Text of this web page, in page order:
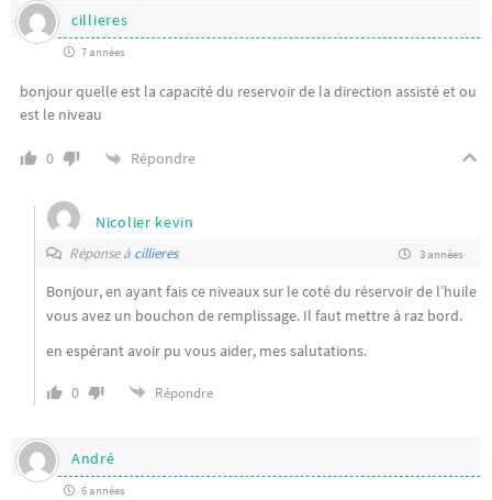
cillieres
7 années
bonjour quelle est la capacité du reservoir de la direction assisté et ou
est le niveau
0 Répondre
Nicolier kevin
Réponse à cillieres 3 années
Bonjour, en ayant fais ce niveaux sur le coté du réservoir de l’huile
vous avez un bouchon de remplissage. Il faut mettre à raz bord.
en espérant avoir pu vous aider, mes salutations.
0 Répondre
André
6 années